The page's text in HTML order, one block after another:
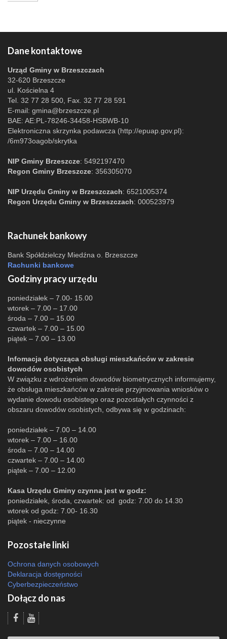
Dane kontaktowe
Urząd Gminy w Brzeszczach
32-620 Brzeszcze
ul. Kościelna 4
Tel. 32 77 28 500, Fax. 32 77 28 591
E-mail: gmina@brzeszcze.pl
BAE: AE:PL-78246-34458-HSBWB-10
Elektroniczna skrzynka podawcza (http://epuap.gov.pl):
/6m973oagob/skrytka
NIP Gminy Brzeszcze: 5492197470
Regon Gminy Brzeszcze: 356305070
NIP Urzędu Gminy w Brzeszczach: 6521005374
Regon Urzędu Gminy w Brzeszczach: 000523979
Rachunek bankowy
Bank Spółdzielczy Miedźna o. Brzeszcze
Rachunki bankowe
Godziny pracy urzędu
poniedziałek – 7.00- 15.00
wtorek – 7.00 – 17.00
środa – 7.00 – 15.00
czwartek – 7.00 – 15.00
piątek – 7.00 – 13.00
Infomacja dotycząca obsługi mieszkańców w zakresie
dowodów osobistych
W związku z wdrożeniem dowodów biometrycznych informujemy,
że obsługa mieszkańców w zakresie przyjmowania wniosków o
wydanie dowodu osobistego oraz pozostałych czynności z
obszaru dowodów osobistych, odbywa się w godzinach:
poniedziałek – 7.00 – 14.00
wtorek – 7.00 – 16.00
środa – 7.00 – 14.00
czwartek – 7.00 – 14.00
piątek – 7.00 – 12.00
Kasa Urzędu Gminy czynna jest w godz:
poniedziałek, środa, czwartek: od godz: 7.00 do 14.30
wtorek od godz: 7.00- 16.30
piątek - nieczynne
Pozostałe linki
Ochrona danych osobowych
Deklaracja dostępności
Cyberbezpieczeństwo
Dołącz do nas